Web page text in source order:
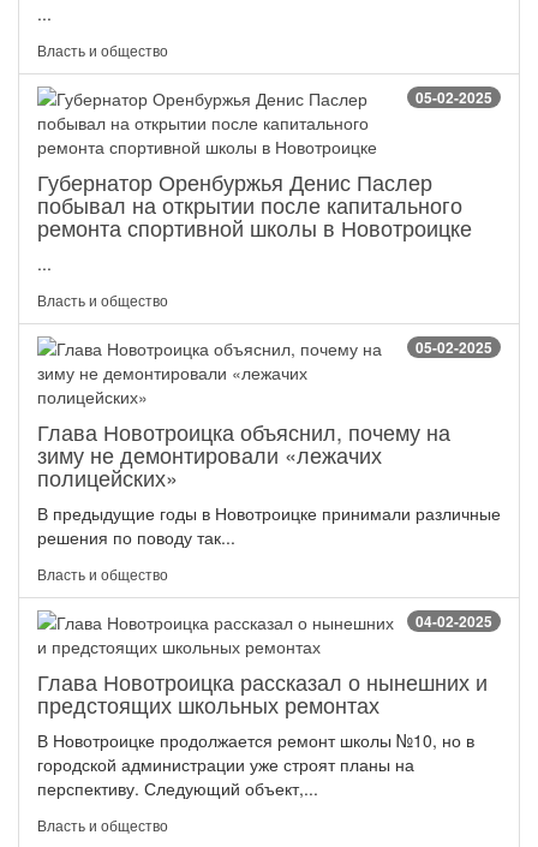
...
Власть и общество
05-02-2025
Губернатор Оренбуржья Денис Паслер
побывал на открытии после капитального
ремонта спортивной школы в Новотроицке
...
Власть и общество
05-02-2025
Глава Новотроицка объяснил, почему на
зиму не демонтировали «лежачих
полицейских»
В предыдущие годы в Новотроицке принимали различные
решения по поводу так...
Власть и общество
04-02-2025
Глава Новотроицка рассказал о нынешних и
предстоящих школьных ремонтах
В Новотроицке продолжается ремонт школы №10, но в
городской администрации уже строят планы на
перспективу. Следующий объект,...
Власть и общество